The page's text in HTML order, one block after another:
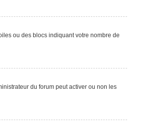
ou des blocs indiquant votre nombre de
du forum peut activer ou non les